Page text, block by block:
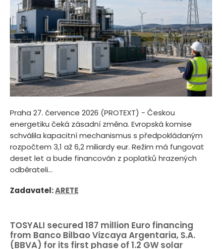
Praha 27. července 2026 (PROTEXT) - Českou
energetiku čeká zásadní změna. Evropská komise
schválila kapacitní mechanismus s předpokládaným
rozpočtem 3,1 až 6,2 miliardy eur. Režim má fungovat
deset let a bude financován z poplatků hrazených
odběrateli...
Zadavatel:ARETE
TOSYALI secured 187 million Euro financing
from Banco Bilbao Vizcaya Argentaria, S.A.
(BBVA) for its first phase of 1.2 GW solar